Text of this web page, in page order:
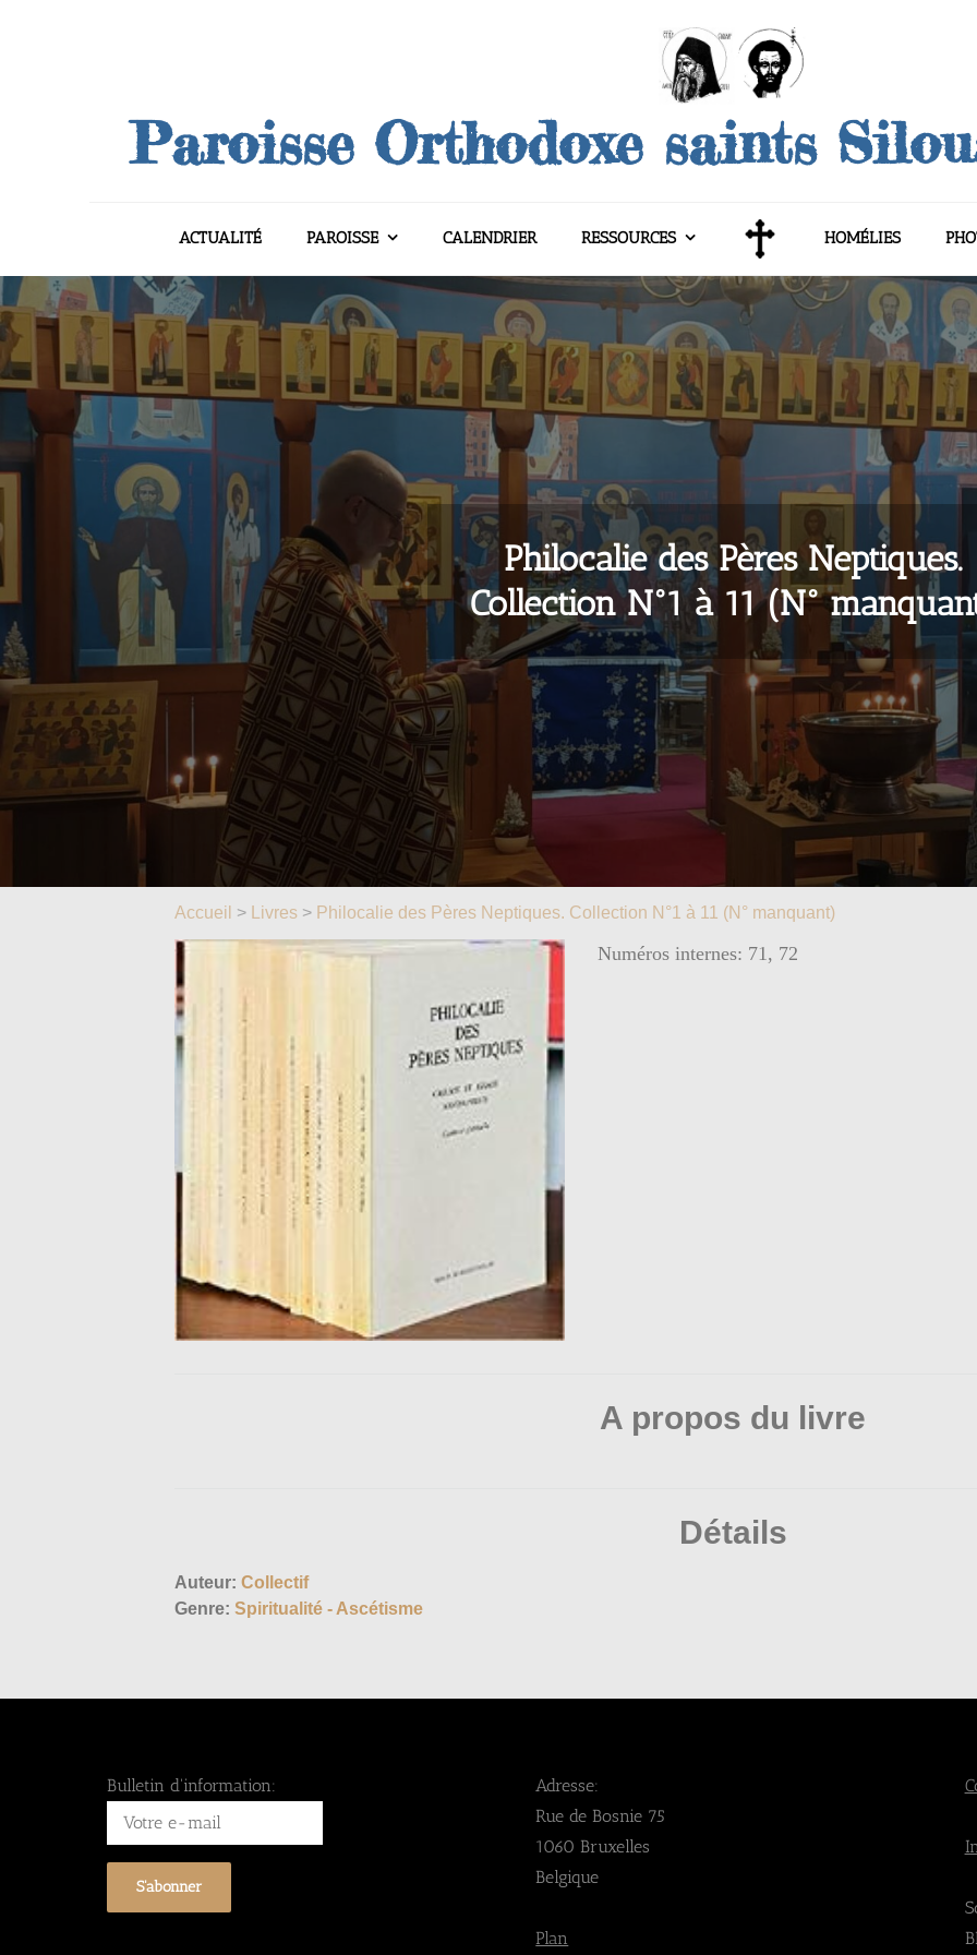
Paroisse Orthodoxe saints
ACTUALITÉ PAROISSE CALENDRIER RESSOURCES HOMÉLIES
Philocalie des Pères Neptiques.
Collection N°1 à 11 (N°
Accueil > Livres > Philocalie des Pères Neptiques. Collection N°1 à 11 (N° manquant)
Numéros internes: 71, 72
A propos du livre
Détails
Auteur: Collectif
Genre: Spiritualité - Ascétisme
Bulletin d'information:
Adresse:
Rue de Bosnie 75
1060 Bruxelles
Belgique
Plan